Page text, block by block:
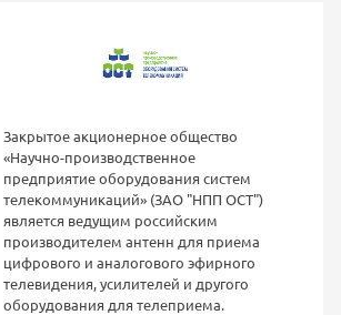
Закрытое акционерное общество
«Научно-производственное
предприятие оборудования систем
телекоммуникаций» (ЗАО "НПП ОСТ")
является ведущим российским
производителем антенн для приема
цифрового и аналогового эфирного
телевидения, усилителей и другого
оборудования для телеприема.